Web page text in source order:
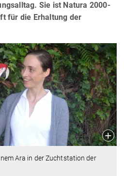
Sie ist Natura 2000-
für die Erhaltung der
Ara in der Zuchtstation der